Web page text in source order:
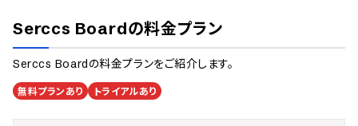
Serccs Boardの料金プラン
Serccs Boardの料金プランをご紹介します。
無料プランあり トライアルあり